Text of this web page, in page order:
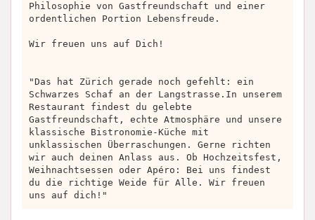
Philosophie von Gastfreundschaft und einer
ordentlichen Portion Lebensfreude.
Wir freuen uns auf Dich!
"Das hat Zürich gerade noch gefehlt: ein
Schwarzes Schaf an der Langstrasse.In unserem
Restaurant findest du gelebte
Gastfreundschaft, echte Atmosphäre und unsere
klassische Bistronomie-Küche mit
unklassischen Überraschungen. Gerne richten
wir auch deinen Anlass aus. Ob Hochzeitsfest,
Weihnachtsessen oder Apéro: Bei uns findest
du die richtige Weide für Alle. Wir freuen
uns auf dich!"